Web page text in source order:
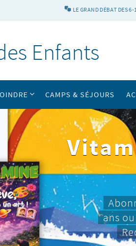
LE GRAND DÉBAT DES
Enfants
CAMPS & SÉJOURS
ans